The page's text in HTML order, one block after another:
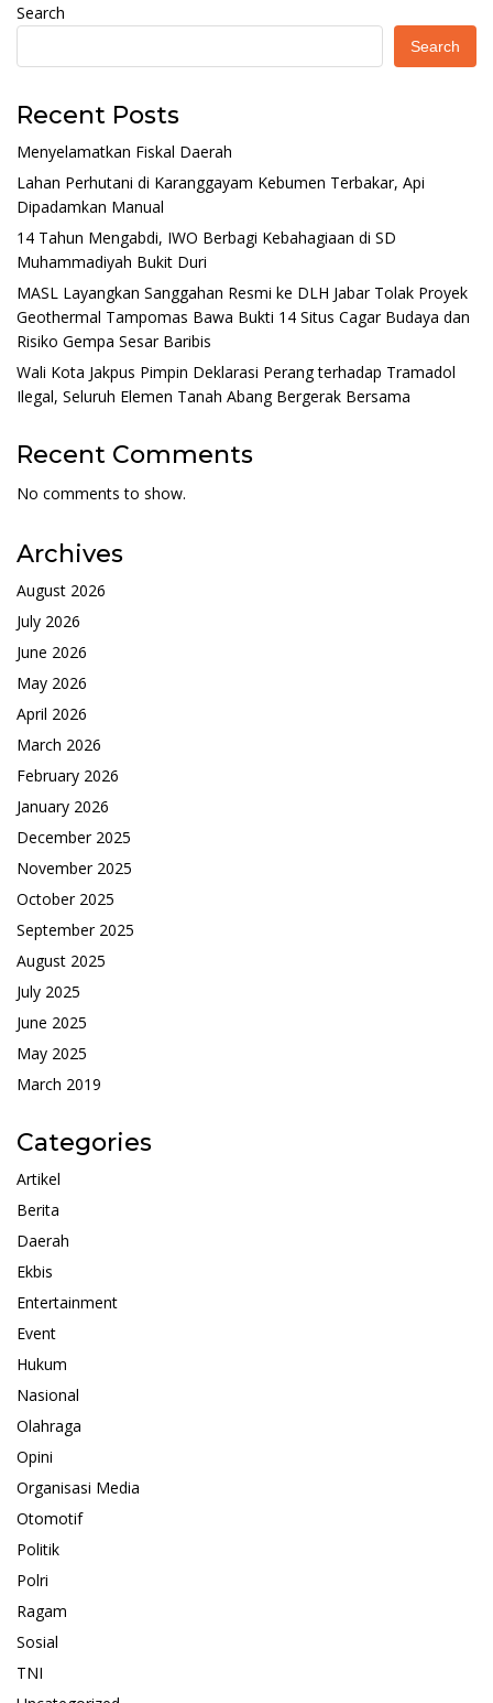
Search
Search
Recent Posts
Menyelamatkan Fiskal Daerah
Lahan Perhutani di Karanggayam Kebumen Terbakar, Api
Dipadamkan Manual
14 Tahun Mengabdi, IWO Berbagi Kebahagiaan di SD
Muhammadiyah Bukit Duri
MASL Layangkan Sanggahan Resmi ke DLH Jabar Tolak Proyek
Geothermal Tampomas Bawa Bukti 14 Situs Cagar Budaya dan
Risiko Gempa Sesar Baribis
Wali Kota Jakpus Pimpin Deklarasi Perang terhadap Tramadol
Ilegal, Seluruh Elemen Tanah Abang Bergerak Bersama
Recent Comments
No comments to show.
Archives
August 2026
July 2026
June 2026
May 2026
April 2026
March 2026
February 2026
January 2026
December 2025
November 2025
October 2025
September 2025
August 2025
July 2025
June 2025
May 2025
March 2019
Categories
Artikel
Berita
Daerah
Ekbis
Entertainment
Event
Hukum
Nasional
Olahraga
Opini
Organisasi Media
Otomotif
Politik
Polri
Ragam
Sosial
TNI